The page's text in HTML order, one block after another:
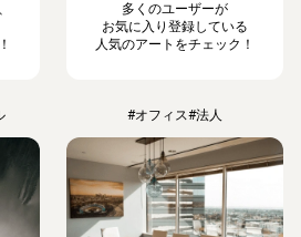
多くのユーザーが
お気に入り登録している
人気のアートをチェック！
#オフィス#法人